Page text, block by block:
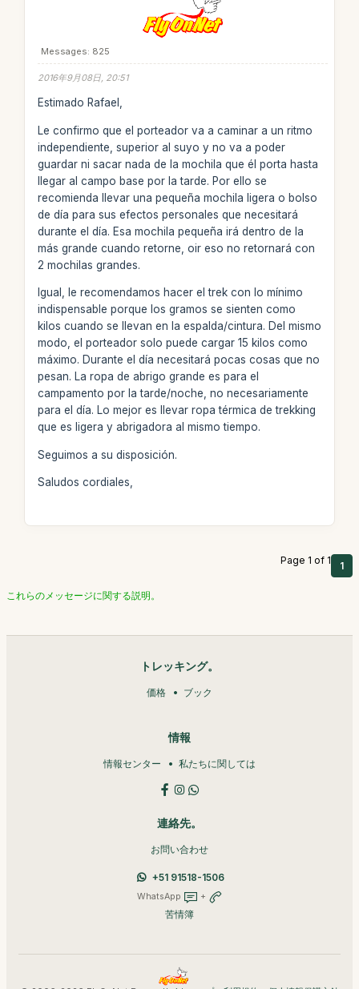
Messages: 825
2016年9月08日, 20:51
Estimado Rafael,
Le confirmo que el porteador va a caminar a un ritmo
independiente, superior al suyo y no va a poder
guardar ni sacar nada de la mochila que él porta hasta
llegar al campo base por la tarde. Por ello se
recomienda llevar una pequeña mochila ligera o bolso
de día para sus efectos personales que necesitará
durante el día. Esa mochila pequeña irá dentro de la
más grande cuando retorne, oir eso no retornará con
2 mochilas grandes.
Igual, le recomendamos hacer el trek con lo mínimo
indispensable porque los gramos se sienten como
kilos cuando se llevan en la espalda/cintura. Del mismo
modo, el porteador solo puede cargar 15 kilos como
máximo. Durante el día necesitará pocas cosas que no
pesan. La ropa de abrigo grande es para el
campamento por la tarde/noche, no necesariamente
para el día. Lo mejor es llevar ropa térmica de trekking
que es ligera y abrigadora al mismo tiempo.
Seguimos a su disposición.
Saludos cordiales,
Page 1 of 1 1
これらのメッセージに関する説明。
トレッキング。
価格 ブック
情報
情報センター 私たちに関しては
連絡先。
お問い合わせ
+51 91518-1506
WhatsApp +
苦情簿